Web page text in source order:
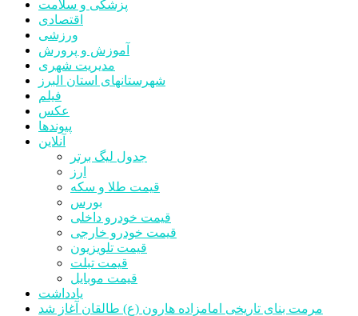
پزشکی و سلامت
اقتصادی
ورزشی
آموزش و پرورش
مدیریت شهری
شهرستانهای استان البرز
فیلم
عکس
پیوندها
آنلاین
جدول لیگ برتر
ارز
قیمت طلا و سکه
بورس
قیمت خودرو داخلی
قیمت خودرو خارجی
قیمت تلویزیون
قیمت تبلت
قیمت موبایل
یادداشت
مرمت بنای تاریخی امامزاده هارون (ع) طالقان آغاز شد